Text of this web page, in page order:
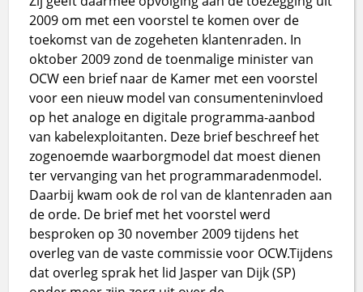
2009 om met een voorstel te komen over de
toekomst van de zogeheten klantenraden. In
oktober 2009 zond de toenmalige minister van
OCW een brief naar de Kamer met een voorstel
voor een nieuw model van consumenteninvloed
op het analoge en digitale programma-aanbod
van kabelexploitanten. Deze brief beschreef het
zogenoemde waarborgmodel dat moest dienen
ter vervanging van het programmaradenmodel.
Daarbij kwam ook de rol van de klantenraden aan
de orde. De brief met het voorstel werd
besproken op 30 november 2009 tijdens het
overleg van de vaste commissie voor OCW.Tijdens
dat overleg sprak het lid Jasper van Dijk (SP)